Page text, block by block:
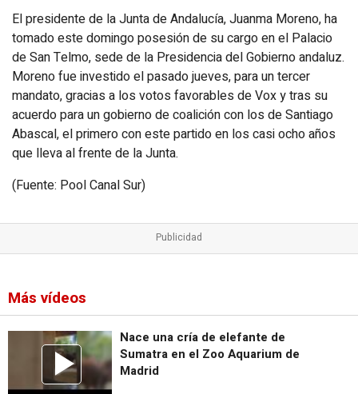
El presidente de la Junta de Andalucía, Juanma Moreno, ha
tomado este domingo posesión de su cargo en el Palacio
de San Telmo, sede de la Presidencia del Gobierno andaluz.
Moreno fue investido el pasado jueves, para un tercer
mandato, gracias a los votos favorables de Vox y tras su
acuerdo para un gobierno de coalición con los de Santiago
Abascal, el primero con este partido en los casi ocho años
que lleva al frente de la Junta.
(Fuente: Pool Canal Sur)
Más vídeos
Nace una cría de elefante de
Sumatra en el Zoo Aquarium de
Madrid